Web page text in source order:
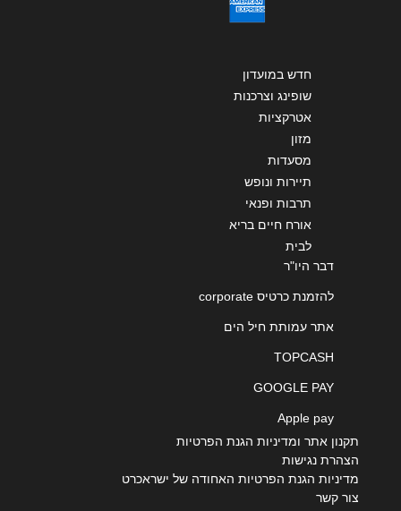
חדש במועדון
שופינג וצרכנות
אטרקציות
מזון
מסעדות
תיירות ונופש
תרבות ופנאי
אורח חיים בריא
לבית
דבר היו"ר
להזמנת כרטיס corporate
אתר עמותת חיל הים
TOPCASH
GOOGLE PAY
Apple pay
תקנון אתר ומדיניות הגנת הפרטיות
הצהרת נגישות
מדיניות הגנת הפרטיות האחודה של ישראכרט
צור קשר